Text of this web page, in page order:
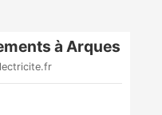
à Arques